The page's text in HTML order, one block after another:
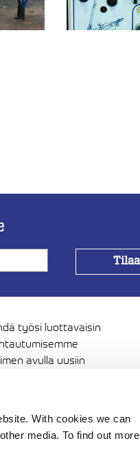
With cookies we can
media. To find out more
työsi luottavaisin
avulla uusiin